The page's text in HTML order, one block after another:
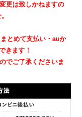
更は致しかねますの
とめて支払い・auか
きます！
でご了承くださいま